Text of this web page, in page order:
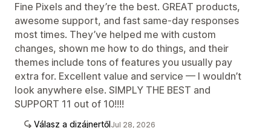
Fine Pixels and they’re the best. GREAT products,
awesome support, and fast same-day responses
most times. They’ve helped me with custom
changes, shown me how to do things, and their
themes include tons of features you usually pay
extra for. Excellent value and service — I wouldn’t
look anywhere else. SIMPLY THE BEST and
SUPPORT 11 out of 10!!!!
Válasz a dizájnertőlJul 28, 2026